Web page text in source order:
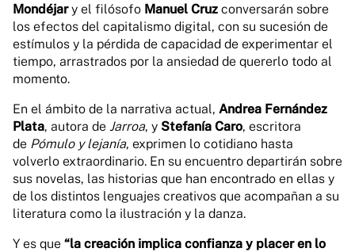
Mondéjary el filósofo Manuel Cruz conversarán sobre
los efectos del capitalismo digital, con su sucesión de
estímulos y la pérdida de capacidad de experimentar el
tiempo, arrastrados por la ansiedad de quererlo todo al
momento.
En el ámbito de la narrativa actual, Andrea Fernández
Plata, autora de Jarroa, y Stefanía Caro, escritora
de Pómulo y lejanía, exprimen lo cotidiano hasta
volverlo extraordinario. En su encuentro departirán sobre
sus novelas, las historias que han encontrado en ellas y
de los distintos lenguajes creativos que acompañan a su
literatura como la ilustración y la danza.
Y es que “la creación implica confianza y placer en lo